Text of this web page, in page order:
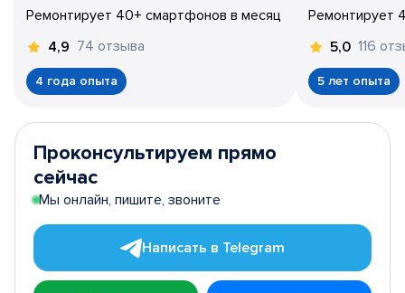
Ремонтирует 40+ смартфонов в месяц
4,9 74 отзыва
4 года опыта
Ремонтирует
5,0 116
5 лет опыта
Проконсультируем прямо
сейчас
Мы онлайн, пишите, звоните
Написать в Telegram